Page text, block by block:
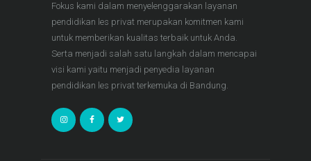
Fokus kami dalam menyelenggarakan layanan
pendidikan les privat merupakan komitmen kami
untuk memberikan kualitas terbaik untuk Anda.
Serta menjadi salah satu langkah dalam mencapai
visi kami yaitu menjadi penyedia layanan
pendidikan les privat terkemuka di Bandung.